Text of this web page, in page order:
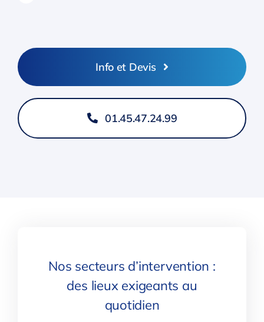
Info et Devis
01.45.47.24.99
Nos secteurs d’intervention :
des lieux exigeants au
quotidien